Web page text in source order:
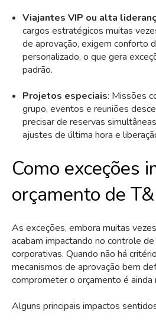
Viajantes VIP ou alta
cargos estratégicos muitas
de aprovação, exigem conforto
personalizado, o que gera
padrão.
Projetos especiais: Missões
grupo, eventos e reuniões
precisar de reservas
ajustes de última hora e
Como exceções
orçamento de
As exceções, embora muitas
acabam impactando no controle
corporativas. Quando não há
mecanismos de aprovação bem
comprometer o orçamento é ainda
Alguns principais impactos